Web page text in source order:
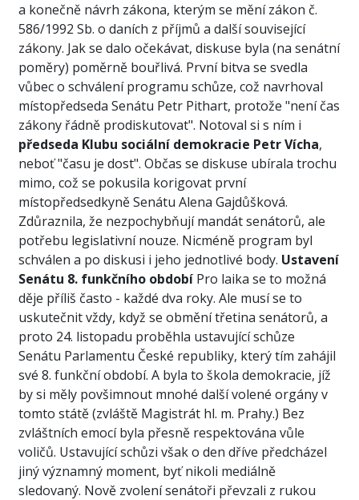
a konečně návrh zákona, kterým se mění zákon č.
586/1992 Sb. o daních z příjmů a další související
zákony. Jak se dalo očekávat, diskuse byla (na senátní
poměry) poměrně bouřlivá. První bitva se svedla
vůbec o schválení programu schůze, což navrhoval
místopředseda Senátu Petr Pithart, protože "není čas
zákony řádně prodiskutovat". Notoval si s ním i
předseda Klubu sociální demokracie Petr Vícha,
neboť "času je dost". Občas se diskuse ubírala trochu
mimo, což se pokusila korigovat první
místopředsedkyně Senátu Alena Gajdůšková.
Zdůraznila, že nezpochybňují mandát senátorů, ale
potřebu legislativní nouze. Nicméně program byl
schválen a po diskusi i jeho jednotlivé body. Ustavení
Senátu 8. funkčního období Pro laika se to možná
děje příliš často - každé dva roky. Ale musí se to
uskutečnit vždy, když se obmění třetina senátorů, a
proto 24. listopadu proběhla ustavující schůze
Senátu Parlamentu České republiky, který tím zahájil
své 8. funkční období. A byla to škola demokracie, jíž
by si měly povšimnout mnohé další volené orgány v
tomto státě (zvláště Magistrát hl. m. Prahy.) Bez
zvláštních emocí byla přesně respektována vůle
voličů. Ustavující schůzi však o den dříve předcházel
jiný významný moment, byť nikoli mediálně
sledovaný. Nově zvolení senátoři převzali z rukou